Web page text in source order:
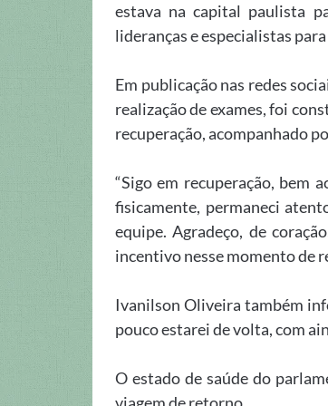
estava na capital paulista
lideranças e especialistas
Em publicação nas redes
realização de exames, foi
recuperação, acompanhado
“Sigo em recuperação, bem
fisicamente, permaneci
equipe. Agradeço, de
incentivo nesse momento de
Ivanilson Oliveira também
pouco estarei de volta, com
O estado de saúde do